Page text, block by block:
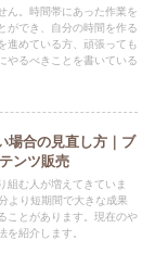
ん。時間帯にあった作業を
ができ、自分の時間を作る
進めている方、頑張っても
やるべきことを書いている
場合の見直し方｜ブ
ンツ販売
組む人が増えてきていま
より短期間で大きな成果
ことがあります。現在のや
を紹介します。